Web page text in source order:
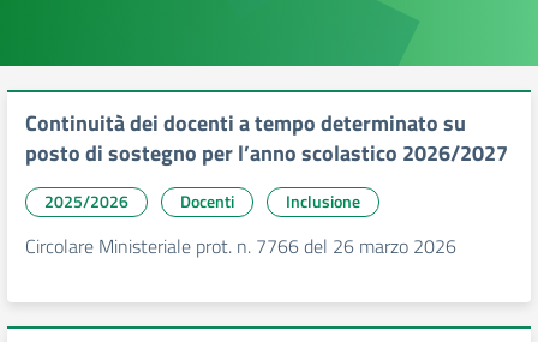
Continuità dei docenti a tempo determinato su
posto di sostegno per l’anno scolastico 2026/2027
2025/2026 Docenti Inclusione
Circolare Ministeriale prot. n. 7766 del 26 marzo 2026